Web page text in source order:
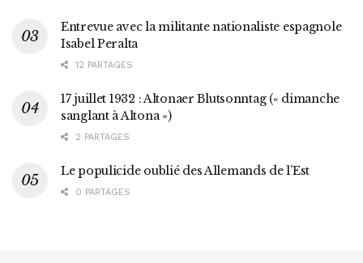
Entrevue avec la militante nationaliste espagnole
Isabel Peralta
12 PARTAGES
17 juillet 1932 : Altonaer Blutsonntag (« dimanche
sanglant à Altona »)
2 PARTAGES
Le populicide oublié des Allemands de l’Est
0 PARTAGES